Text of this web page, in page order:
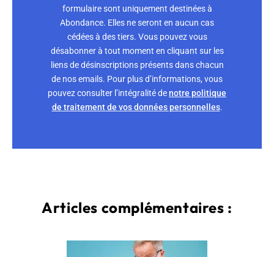
formulaire sont uniquement destinées à
Abondance. Elles ne seront en aucun cas
cédées à des tiers. Vous pouvez vous
désabonner à tout moment en cliquant sur les
liens de désinscriptions présents dans chacun
de nos emails. Pour plus d’informations, vous
pouvez consulter l’intégralité denotre politique
de traitement de vos données personnelles.
Articles complémentaires :